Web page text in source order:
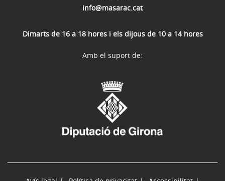
info@masarac.cat
Dimarts de 16 a 18 hores i els dijous de 10 a 14 hores
Amb el suport de: